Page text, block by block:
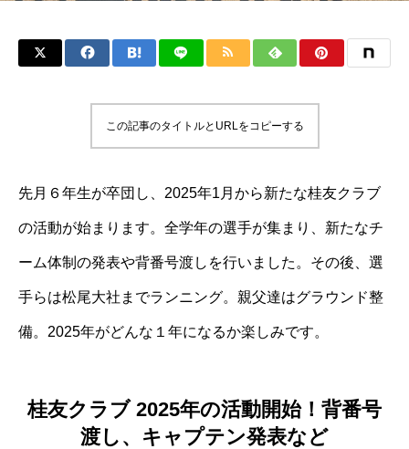
この記事のタイトルとURLをコピーする
先月６年生が卒団し、2025年1月から新たな桂友クラブ
の活動が始まります。全学年の選手が集まり、新たなチ
ーム体制の発表や背番号渡しを行いました。その後、選
手らは松尾大社までランニング。親父達はグラウンド整
備。2025年がどんな１年になるか楽しみです。
桂友クラブ 2025年の活動開始！背番号
渡し、キャプテン発表など